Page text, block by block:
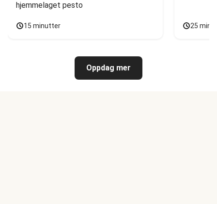
hjemmelaget pesto
15 minutter 25
Oppdag mer